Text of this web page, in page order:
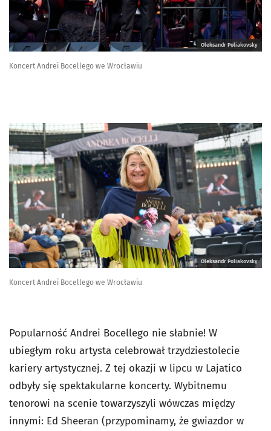
Oleksandr Poliakovsky
Koncert Andrei Bocellego we Wrocławiu
Oleksandr Poliakovsky
Koncert Andrei Bocellego we Wrocławiu
Popularność Andrei Bocellego nie słabnie! W
ubiegłym roku artysta celebrował trzydziestolecie
kariery artystycznej. Z tej okazji w lipcu w Lajatico
odbyły się spektakularne koncerty. Wybitnemu
tenorowi na scenie towarzyszyli wówczas między
innymi: Ed Sheeran (przypominamy, że gwiazdor w